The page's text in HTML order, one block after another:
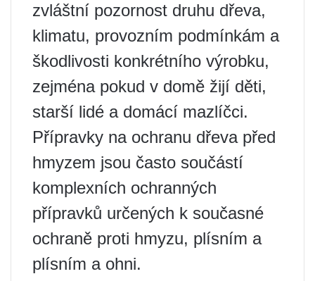
zvláštní pozornost druhu dřeva,
klimatu, provozním podmínkám a
škodlivosti konkrétního výrobku,
zejména pokud v domě žijí děti,
starší lidé a domácí mazlíčci.
Přípravky na ochranu dřeva před
hmyzem jsou často součástí
komplexních ochranných
přípravků určených k současné
ochraně proti hmyzu, plísním a
plísním a ohni.